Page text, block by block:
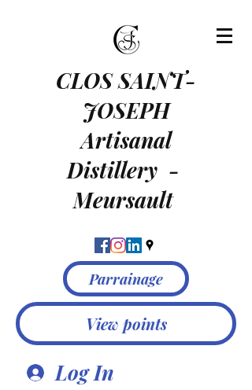
CLOS SAINT-
JOSEPH
Artisanal
Distillery -
Meursault
Parrainage
View points
Log In